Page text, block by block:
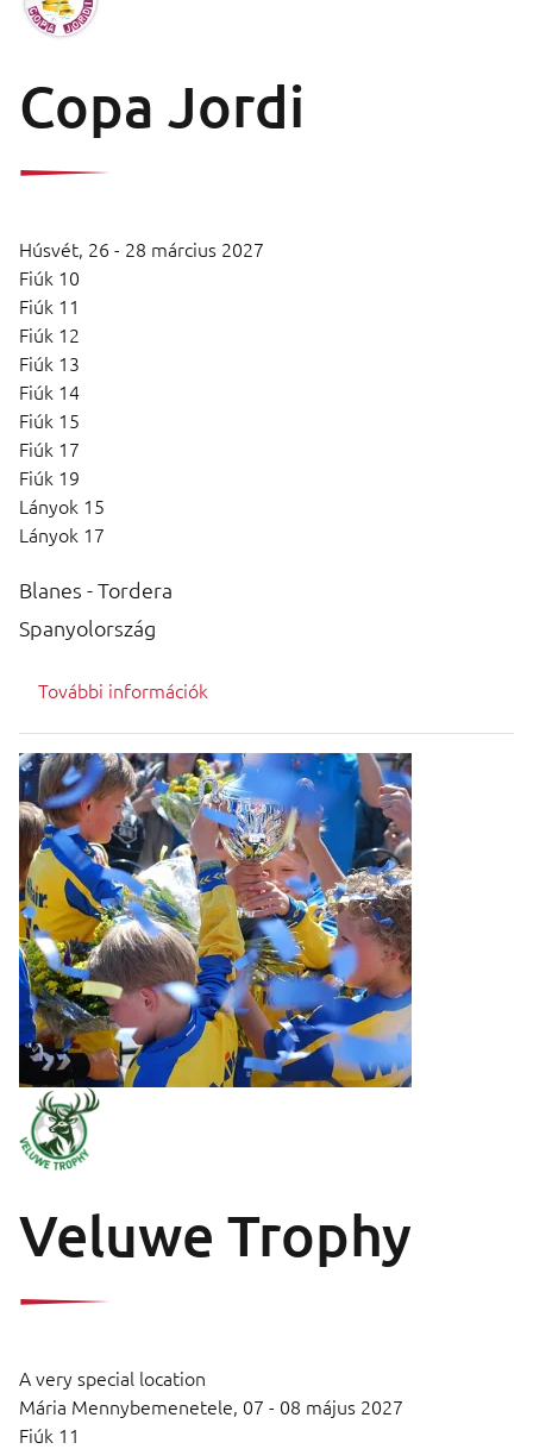
Copa Jordi
Húsvét, 26 - 28 március 2027
Fiúk 10
Fiúk 11
Fiúk 12
Fiúk 13
Fiúk 14
Fiúk 15
Fiúk 17
Fiúk 19
Lányok 15
Lányok 17
Blanes - Tordera
Spanyolország
További információk
Veluwe Trophy
A very special location
Mária Mennybemenetele, 07 - 08 május 2027
Fiúk 11